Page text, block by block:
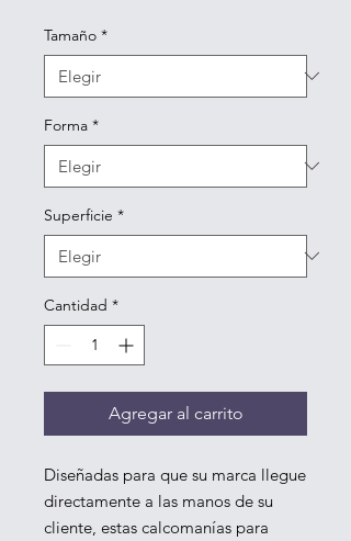
Tamaño *
Forma *
Superficie *
Cantidad *
Agregar al carrito
Diseñadas para que su marca llegue
directamente a las manos de su
cliente, estas calcomanías para